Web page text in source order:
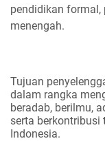
pendidikan formal,
menengah.
Tujuan
dalam rangka
beradab, berilmu,
serta berkontribusi
Indonesia.